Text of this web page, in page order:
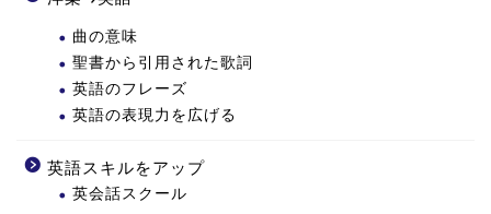
曲の意味
聖書から引用された歌詞
英語のフレーズ
英語の表現力を広げる
英語スキルをアップ
英会話スクール